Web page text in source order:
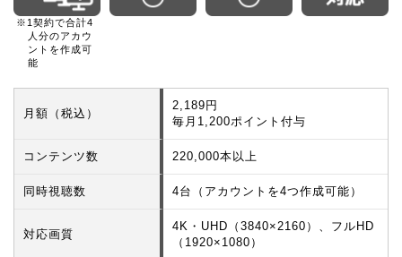
※1契約で合計4
人分のアカウ
ントを作成可
能
月額（税込）
2,189円
毎月1,200ポイント付与
コンテンツ数 220,000本以上
同時視聴数 4台（アカウントを4つ作成可能）
対応画質
4K・UHD（3840×2160）、フルHD
（1920×1080）